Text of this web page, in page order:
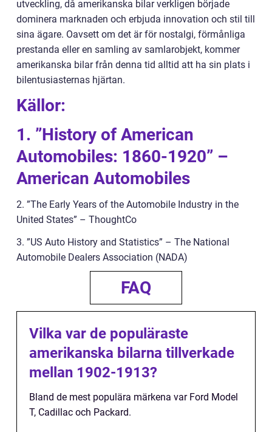
utveckling, då amerikanska bilar verkligen började
dominera marknaden och erbjuda innovation och stil till
sina ägare. Oavsett om det är för nostalgi, förmånliga
prestanda eller en samling av samlarobjekt, kommer
amerikanska bilar från denna tid alltid att ha sin plats i
bilentusiasternas hjärtan.
Källor:
1. ”History of American
Automobiles: 1860-1920” –
American Automobiles
2. ”The Early Years of the Automobile Industry in the
United States” – ThoughtCo
3. ”US Auto History and Statistics” – The National
Automobile Dealers Association (NADA)
FAQ
Vilka var de populäraste
amerikanska bilarna tillverkade
mellan 1902-1913?
Bland de mest populära märkena var Ford Model
T, Cadillac och Packard.